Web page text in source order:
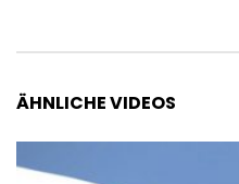
ÄHNLICHE VIDEOS